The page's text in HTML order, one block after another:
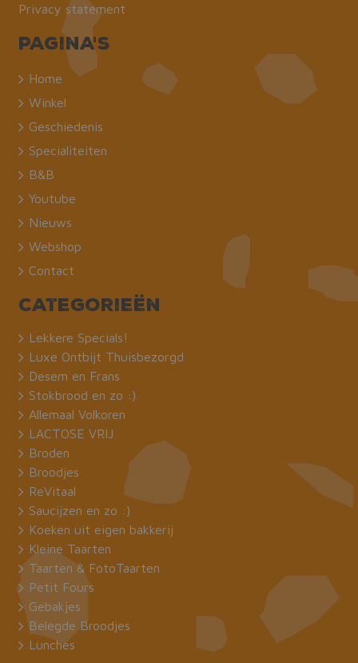
Privacy statement
Pagina's
Home
Winkel
Geschiedenis
Specialiteiten
B&B
Youtube
Nieuws
Webshop
Contact
Categorieën
Lekkere Specials!
Luxe Ontbijt Thuisbezorgd
Desem en Frans
Stokbrood en zo :)
Allemaal Volkoren
LACTOSE VRIJ
Broden
Broodjes
ReVitaal
Saucijzen en zo :)
Koeken uit eigen bakkerij
Kleine Taarten
Taarten & FotoTaarten
Petit Fours
Gebakjes
Belegde Broodjes
Lunches